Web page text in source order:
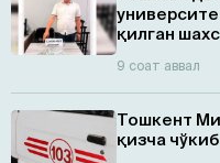
қилган
9 соат аввал
Тошкент
қизча